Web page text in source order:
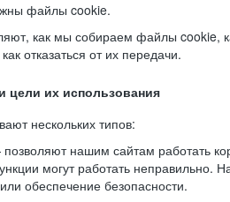
файлы cookie.
как мы собираем файлы cookie,
отказаться от их передачи.
их использования
нескольких типов:
нашим сайтам работать
могут работать неправильно.
обеспечение безопасности.